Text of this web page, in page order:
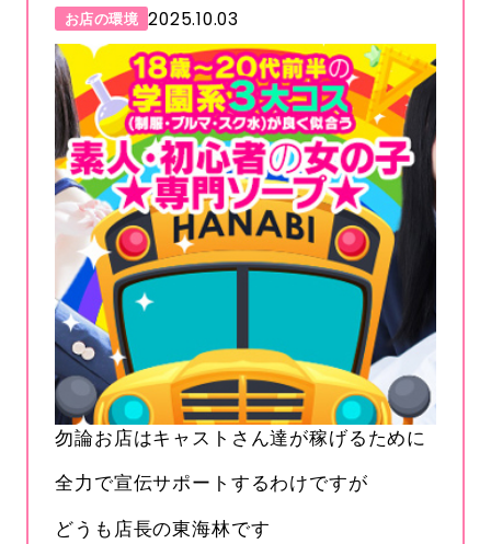
お店の環境 2025.10.03
勿論お店はキャストさん達が稼げるために
全力で宣伝サポートするわけですが
どうも店長の東海林です